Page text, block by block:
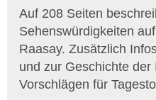
Auf 208 Seiten
Sehenswürdigkeiten
Raasay. Zusätzlich
und zur Geschichte
Vorschlägen für